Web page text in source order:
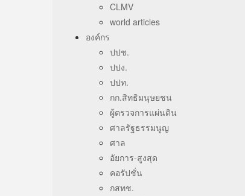
CLMV
world articles
องค์กร
ปปช.
ปปง.
ปปท.
กก.สิทธิมนุษยชน
ผู้ตรวจการแผ่นดิน
ศาลรัฐธรรมนูญ
ศาล
อัยการ-สูงสุด
คอรัปชั่น
กสทช.